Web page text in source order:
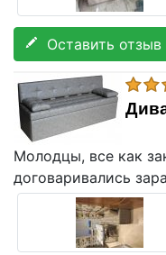
Оставить отзыв
Молодцы, все как
договаривались